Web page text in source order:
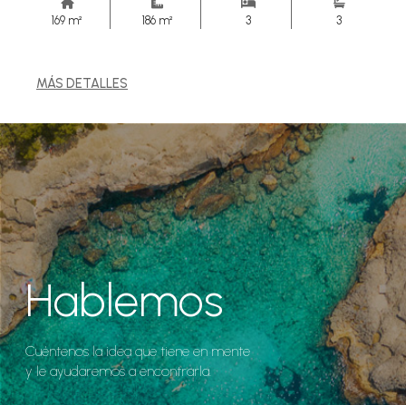
169 m² 186 m² 3 3
MÁS DETALLES
Hablemos
Cuéntenos la idea que tiene en mente
y le ayudaremos a encontrarla.